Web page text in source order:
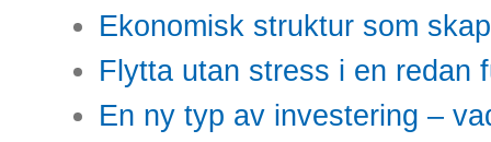
Ekonomisk struktur som
Flytta utan stress i en redan
En ny typ av investering –